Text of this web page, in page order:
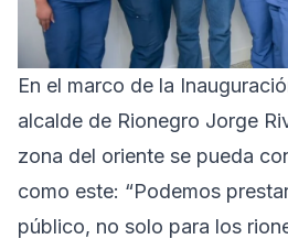
En el marco de la
alcalde de Rionegro Jorge
zona del oriente se pueda
como este: “Podemos
público, no solo para los